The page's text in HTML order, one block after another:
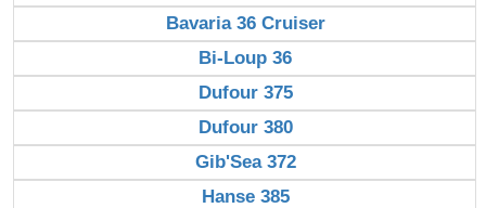
Bavaria 36 Cruiser
Bi-Loup 36
Dufour 375
Dufour 380
Gib'Sea 372
Hanse 385